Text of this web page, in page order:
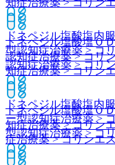
ドネペジル塩酸塩内
型認知症治療薬 > コ
認知症治療薬 > コリ
ドネペジル塩酸塩内
ー型認知症治療薬 >
型認知症治療薬 > コ
ドネペジル塩酸塩Ｏ
認知症治療薬 > コリ
知症治療薬 > コリン
ドネペジル塩酸塩Ｏ
知症治療薬 > コリン
症治療薬 > コリンエ